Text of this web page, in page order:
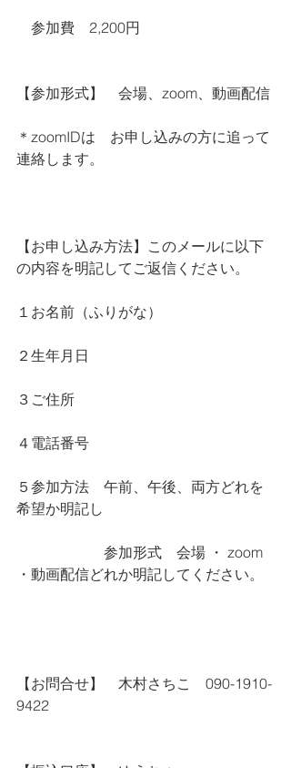
参加費　2,200円
【参加形式】　会場、zoom、動画配信
＊zoomIDは　お申し込みの方に追って
連絡します。
【お申し込み方法】このメールに以下
の内容を明記してご返信ください。
１お名前（ふりがな）
２生年月日
３ご住所
４電話番号
５参加方法　午前、午後、両方どれを
希望か明記し
参加形式　会場 ・ zoom
・動画配信どれか明記してください。
【お問合せ】　木村さちこ　090-1910-
9422